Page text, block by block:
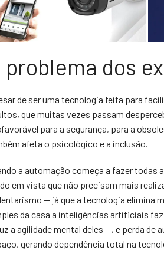
problema dos
de ser uma tecnologia feita para
que muitas vezes passam
para a segurança, para a
afeta o psicológico e a inclusão.
a automação começa a fazer todas
em vista que não precisam mais
— já que a tecnologia elimina
da casa a inteligências artificiais
a agilidade mental deles —, e perda
gerando dependência total na